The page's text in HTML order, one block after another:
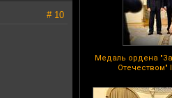
Медаль ордена
Отечеством"
# 10